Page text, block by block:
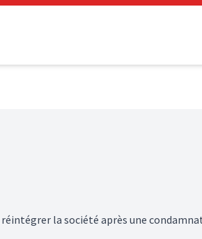
la société après une